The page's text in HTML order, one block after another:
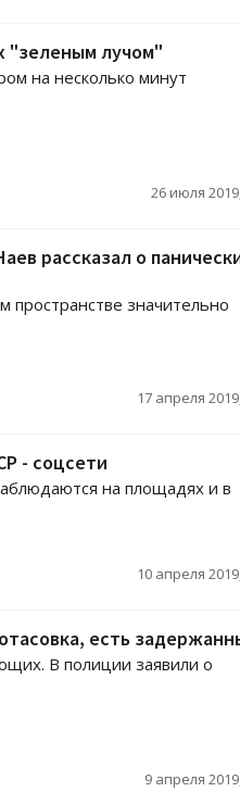
"зеленым лучом"
на несколько минут
26 июля
рассказал о
пространстве значительно
17 апреля
- соцсети
на площадях и в
10 апреля
есть
В полиции заявили о
9 апреля